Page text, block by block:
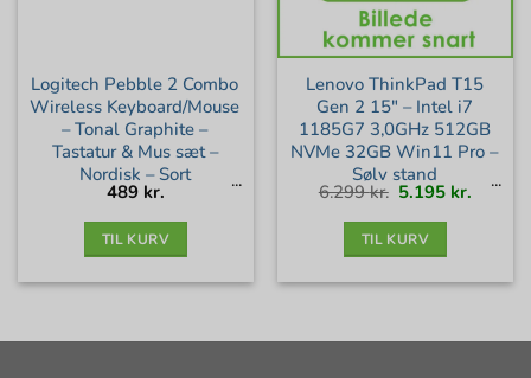
Logitech Pebble 2 Combo
Wireless Keyboard/Mouse
– Tonal Graphite –
Tastatur & Mus sæt –
Nordisk – Sort
489 kr.
TIL KURV
Lenovo ThinkPad T15
Gen 2 15″ – Intel i7
1185G7 3,0GHz 512GB
NVMe 32GB Win11 Pro –
Sølv stand
6.299kr. Den
oprindelige
pris
5.195 kr. Den
TIL KURV